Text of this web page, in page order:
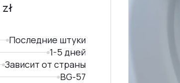
zł
Последние штуки
1-5 дней
Зависит от страны
BG-57